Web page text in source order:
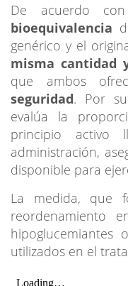
De acuerdo
bioequivalencia
genérico y el
misma cantidad
que ambos
seguridad. Por
evalúa la
principio
administración,
disponible para
La medida, que
reordenamiento
hipoglucemiantes
utilizados en el